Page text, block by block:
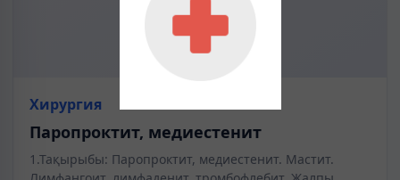
Хирургия
Паропроктит, медиестенит
1.Тақырыбы: Паропроктит, медиестенит. Мастит.